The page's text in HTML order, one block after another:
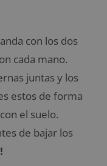
con los dos
cada mano.
juntas y los
estos de forma
el suelo.
de bajar los